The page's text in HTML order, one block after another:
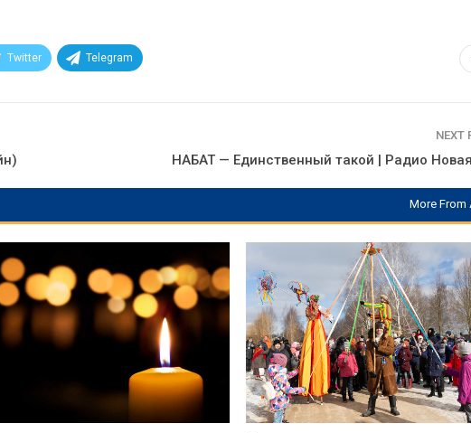
Twitter Telegram
NEXT
НАБАТ — Единственный такой | Радио
More From